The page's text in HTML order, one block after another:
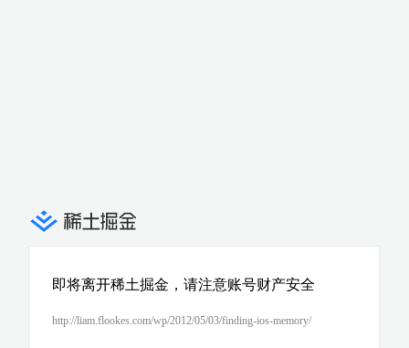
即将离开稀土掘金，请注意账号财产安全
http://liam.flookes.com/wp/2012/05/03/finding-ios-memory/